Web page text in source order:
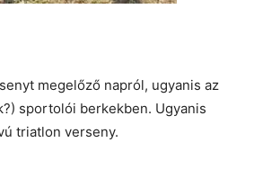
megelőző napról, ugyanis az
sportolói berkekben. Ugyanis
triatlon verseny.